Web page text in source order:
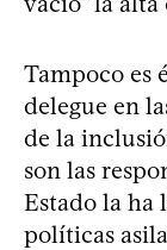
Tampoco es
delegue en
de la
son las
Estado la ha
políticas